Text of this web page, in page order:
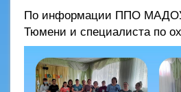
По информации ППО
Тюмени и специалиста по